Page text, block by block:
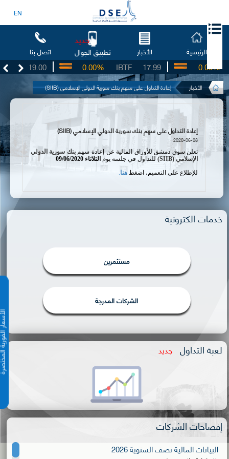
EN
الرئيسية الأخبار تطبيق الجوال
جديد
اتصل بنا
19.00 17.99
IBTF
0.00% 0.00%
الأخبار إعادة التداول على سهم بنك سورية الدولي الإسلامي (SIIB)
الأسعار
إعادة التداول على سهم بنك سورية الدولي الإسلامي (SIIB)
2020-06-08
تعلن سوق دمشق للأوراق المالية عن إعادة سهم بنك سورية الدولي
الإسلامي (SIIB
) للتداول في جلسة يوم الثلاثاء 09/06/2020
للإطلاع على التعميم، اضغط هنا.
خدمات الكترونية
مستثمرين
الشركات المدرجة
لعبة التداول جديد
إفصاحات الشركات
البيانات المالية نصف السنوية 2026